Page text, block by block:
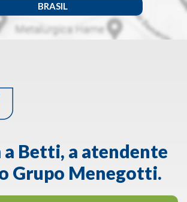
BRASIL
a Betti, a atendente
Grupo Menegotti.